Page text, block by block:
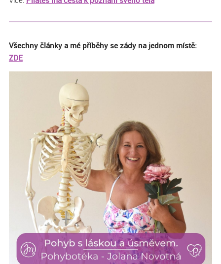
Všechny články a mé příběhy se zády na jednom místě:
ZDE